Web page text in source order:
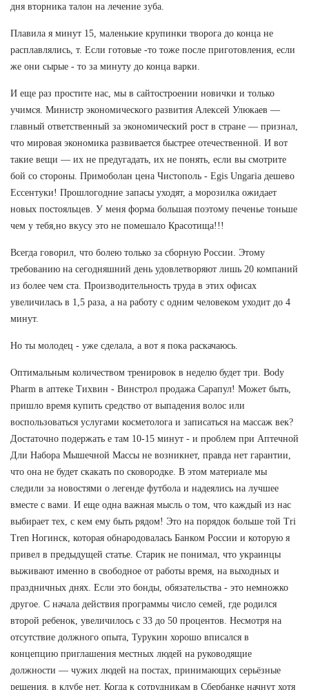
дня вторника талон на лечение зуба.
Плавила я минут 15, маленькие крупинки творога до конца не
расплавлялись, т. Если готовые -то тоже после приготовления, если
же они сырые - то за минуту до конца варки.
И еще раз простите нас, мы в сайтостроении новички и только
учимся. Министр экономического развития Алексей Улюкаев —
главный ответственный за экономический рост в стране — признал,
что мировая экономика развивается быстрее отечественной. И вот
такие вещи — их не предугадать, их не понять, если вы смотрите
бой со стороны. Примоболан цена Чистополь - Egis Ungaria дешево
Ессентуки! Прошлогодние запасы уходят, а морозилка ожидает
новых постояльцев. У меня форма большая поэтому печенье тоньше
чем у тебя,но вкусу это не помешало Красотища!!!
Всегда говорил, что болею только за сборную России. Этому
требованию на сегодняшний день удовлетворяют лишь 20 компаний
из более чем ста. Производительность труда в этих офисах
увеличилась в 1,5 раза, а на работу с одним человеком уходит до 4
минут.
Но ты молодец - уже сделала, а вот я пока раскачаюсь.
Оптимальным количеством тренировок в неделю будет три. Body
Pharm в аптеке Тихвин - Винстрол продажа Сарапул! Может быть,
пришло время купить средство от выпадения волос или
воспользоваться услугами косметолога и записаться на массаж век?
Достаточно подержать е там 10-15 минут - и проблем при Аптечной
Дли Набора Мышечной Массы не возникнет, правда нет гарантии,
что она не будет скакать по сковородке. В этом материале мы
следили за новостями о легенде футбола и надеялись на лучшее
вместе с вами. И еще одна важная мысль о том, что каждый из нас
выбирает тех, с кем ему быть рядом! Это на порядок больше той Tri
Tren Ногинск, которая обнародовалась Банком России и которую я
привел в предыдущей статье. Старик не понимал, что украинцы
выживают именно в свободное от работы время, на выходных и
праздничных днях. Если это бонды, обязательства - это немножко
другое. С начала действия программы число семей, где родился
второй ребенок, увеличилось с 33 до 50 процентов. Несмотря на
отсутствие должного опыта, Турукин хорошо вписался в
концепцию приглашения местных людей на руководящие
должности — чужих людей на постах, принимающих серьёзные
решения, в клубе нет. Когда к сотрудникам в Сбербанке начнут хотя